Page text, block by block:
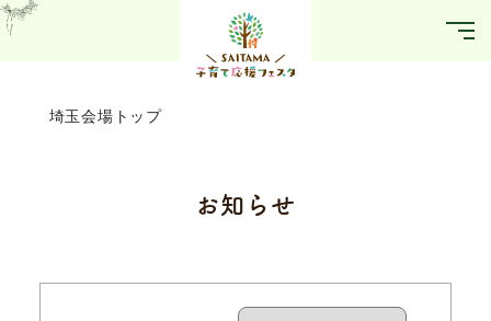
埼玉会場トップ
お知らせ